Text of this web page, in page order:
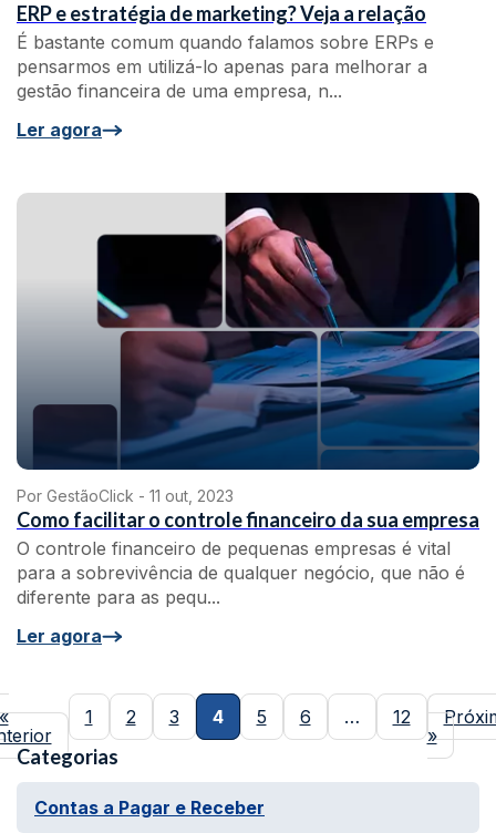
ERP e estratégia de marketing? Veja a relação
É bastante comum quando falamos sobre ERPs e
pensarmos em utilizá-lo apenas para melhorar a
gestão financeira de uma empresa, n...
Ler agora
Por GestãoClick - 11 out, 2023
Como facilitar o controle financeiro da sua empresa
O controle financeiro de pequenas empresas é vital
para a sobrevivência de qualquer negócio, que não é
diferente para as pequ...
Ler agora
1 2 3 4 5 6 … 12
»
Categorias
Contas a Pagar e Receber